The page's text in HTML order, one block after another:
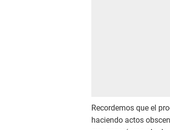
Recordemos que el
haciendo actos